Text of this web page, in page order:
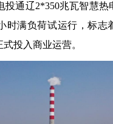
通辽2*350兆瓦智慧热
时满负荷试运行，标志
投入商业运营。